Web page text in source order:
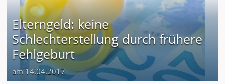
Elterngeld: keine
Schlechterstellung durch frühere
Fehlgeburt
am 14.04.2017